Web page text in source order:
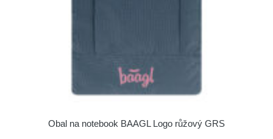
Obal na notebook BAAGL Logo růžový GRS